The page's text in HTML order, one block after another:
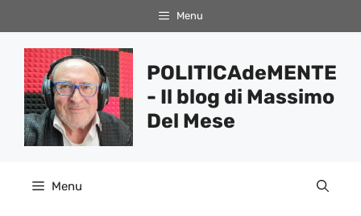
al
contenuto
Menu
POLITICAdeMENTE
- Il blog di Massimo
Del Mese
Menu